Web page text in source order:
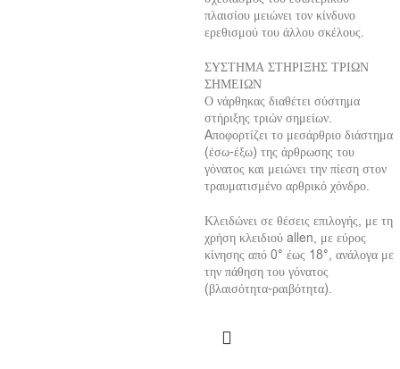
πλαισίου μειώνει τον κίνδυνο
ερεθισμού του άλλου σκέλους.
ΣΥΣΤΗΜΑ ΣΤΗΡΙΞΗΣ ΤΡΙΩΝ
ΣΗΜΕΙΩΝ
Ο νάρθηκας διαθέτει σύστημα
στήριξης τριών σημείων.
Aποφορτίζει το μεσάρθριο διάστημα
(έσω-έξω) της άρθρωσης του
γόνατος και μειώνει την πίεση στον
τραυματισμένο αρθρικό χόνδρο.
Κλειδώνει σε θέσεις επιλογής, με τη
χρήση κλειδιού allen, με εύρος
κίνησης από 0° έως 18°, ανάλογα με
την πάθηση του γόνατος
(βλαισότητα-ραιβότητα).